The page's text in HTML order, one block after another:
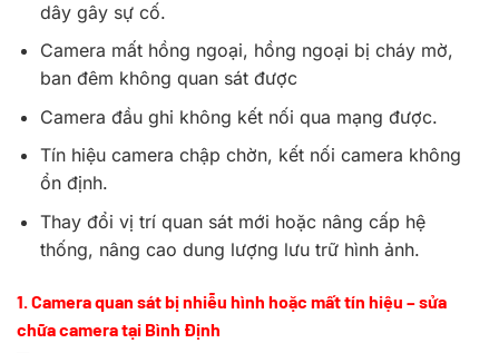
dây gây sự cố.
Camera mất hồng ngoại, hồng ngoại bị cháy mờ,
ban đêm không quan sát được
Camera đầu ghi không kết nối qua mạng được.
Tín hiệu camera chập chờn, kết nối camera không
ổn định.
Thay đổi vị trí quan sát mới hoặc nâng cấp hệ
thống, nâng cao dung lượng lưu trữ hình ảnh.
1. Camera quan sát bị nhiễu hình hoặc mất tín hiệu – sửa
chữa camera tại Bình Định